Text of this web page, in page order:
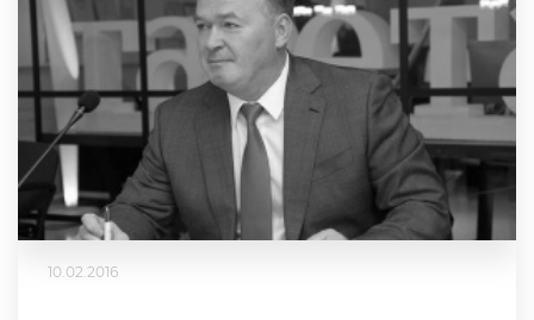
10.02.2016